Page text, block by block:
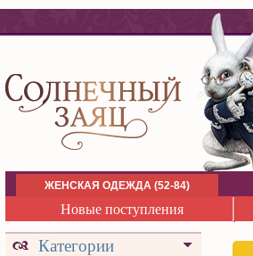
ЖЕНСКАЯ ОДЕЖДА (52-84)
Новые поступления
Категории